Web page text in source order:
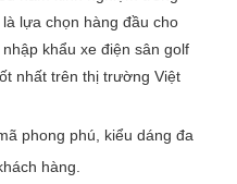
là lựa chọn hàng đầu cho
khẩu xe điện sân golf
nhất trên thị trường Việt
phong phú, kiểu dáng đa
hàng.